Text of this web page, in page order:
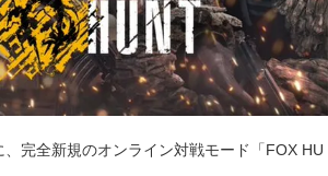
完全新規のオンライン対戦モード「FOX HU